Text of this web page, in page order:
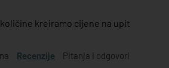
kreiramo cijene na upit
Recenzije Pitanja i odgovori